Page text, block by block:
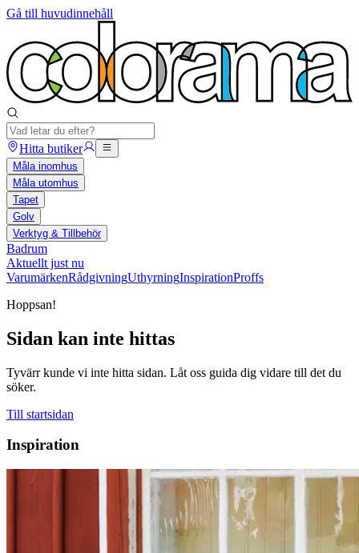
Gå till huvudinnehåll
Hitta butiker
Måla inomhus
Måla utomhus
Tapet
Golv
Verktyg & Tillbehör
Badrum
Aktuellt just nu
VarumärkenRådgivningUthyrningInspirationProffs
Hoppsan!
Sidan kan inte hittas
Tyvärr kunde vi inte hitta sidan. Låt oss guida dig vidare till det du
söker.
Till startsidan
Inspiration